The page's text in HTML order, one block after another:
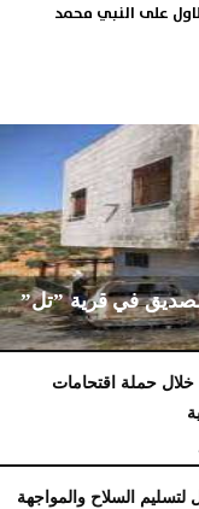
على النبي محمد
في قرية ”تل”
15 فلسطينيا خلال حملة اقتحامات
السلاح والمواجهة